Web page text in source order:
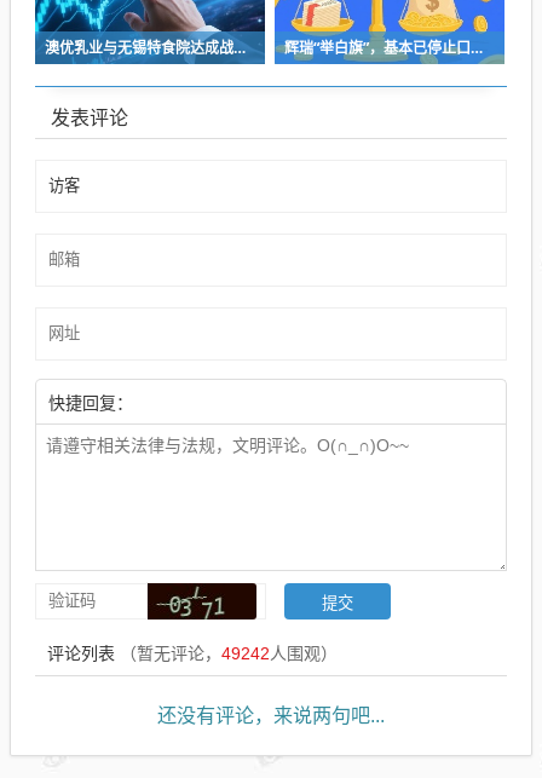
澳优乳业与无锡特食院达成战略合作，加速推进“全家营养”战略 辉瑞“举白旗”，基本已停止口服减肥药的开发
发表评论
快捷回复：
评论列表 （暂无评论， 49242人围观）
还没有评论，来说两句吧...